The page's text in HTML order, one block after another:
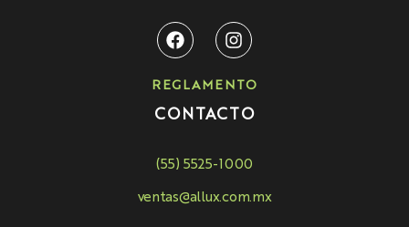
REGLAMENTO
CONTACTO
(55) 5525-1000
ventas@allux.com.mx